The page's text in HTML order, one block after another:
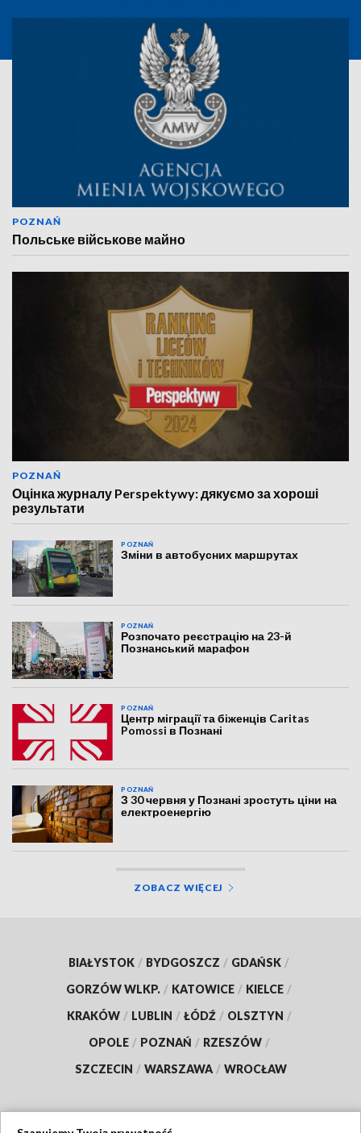
POZNAŃ
Польське військове майно
POZNAŃ
Оцінка журналу Perspektywy: дякуємо за хороші
результати
POZNAŃ
Зміни в автобусних маршрутах
POZNAŃ
Розпочато реєстрацію на 23-й
Познанський марафон
POZNAŃ
Центр міграції та біженців Caritas
Pomossi в Познані
POZNAŃ
З 30 червня у Познані зростуть ціни на
електроенергію
ZOBACZ WIĘCEJ
BIAŁYSTOK / BYDGOSZCZ / GDAŃSK /
GORZÓW WLKP. / KATOWICE / KIELCE /
KRAKÓW / LUBLIN / ŁÓDŹ / OLSZTYN /
OPOLE / POZNAŃ / RZESZÓW /
SZCZECIN / WARSZAWA / WROCŁAW